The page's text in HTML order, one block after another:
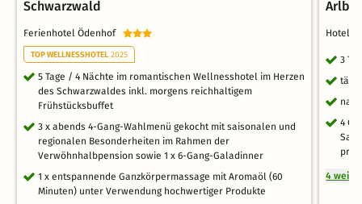
Schwarzwald
Ferienhotel Ödenhof
TOP WELLNESSHOTEL 2025
5 Tage / 4 Nächte im romantischen Wellnesshotel im Herzen
des Schwarzwaldes inkl. morgens reichhaltigem
Frühstücksbuffet
3 x abends 4-Gang-Wahlmenü gekocht mit saisonalen und
regionalen Besonderheiten im Rahmen der
Verwöhnhalbpension sowie 1 x 6-Gang-Galadinner
1 x entspannende Ganzkörpermassage mit Aromaöl (60
Minuten) unter Verwendung hochwertiger Produkte
Hotel
3
4
pro
4